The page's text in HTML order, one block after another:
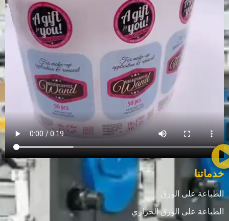
خدماتنا
الطباعة على الورق
الطباعة على الورق الحراري